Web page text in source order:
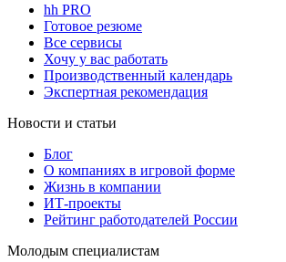
hh PRO
Готовое резюме
Все сервисы
Хочу у вас работать
Производственный календарь
Экспертная рекомендация
Новости и статьи
Блог
О компаниях в игровой форме
Жизнь в компании
ИТ-проекты
Рейтинг работодателей России
Молодым специалистам